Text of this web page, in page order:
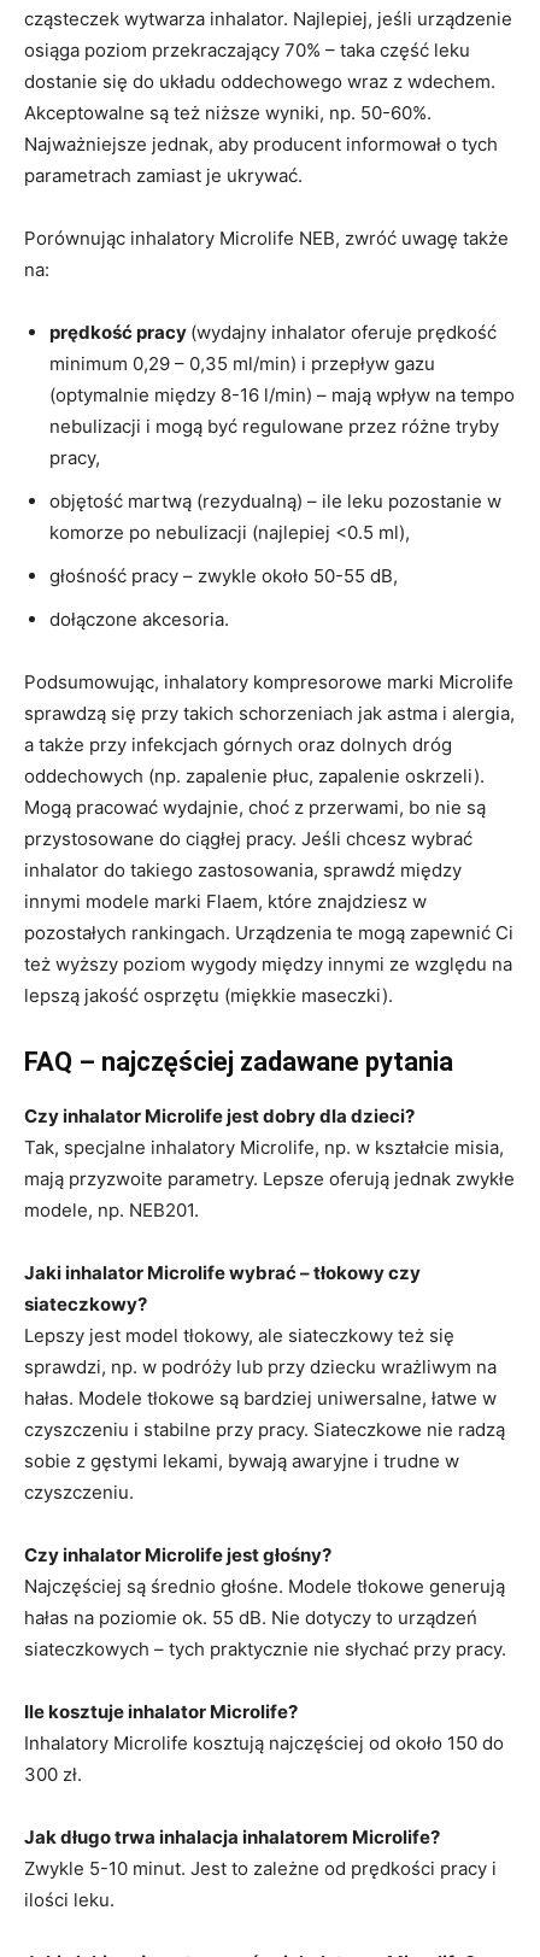
cząsteczek wytwarza inhalator. Najlepiej, jeśli urządzenie
osiąga poziom przekraczający 70% – taka część leku
dostanie się do układu oddechowego wraz z wdechem.
Akceptowalne są też niższe wyniki, np. 50-60%.
Najważniejsze jednak, aby producent informował o tych
parametrach zamiast je ukrywać.
Porównując inhalatory Microlife NEB, zwróć uwagę także
na:
prędkość pracy (wydajny inhalator oferuje prędkość
minimum 0,29 – 0,35 ml/min) i przepływ gazu
(optymalnie między 8-16 l/min) – mają wpływ na tempo
nebulizacji i mogą być regulowane przez różne tryby
pracy,
objętość martwą (rezydualną) – ile leku pozostanie w
komorze po nebulizacji (najlepiej <0.5 ml),
głośność pracy – zwykle około 50-55 dB,
dołączone akcesoria.
Podsumowując, inhalatory kompresorowe marki Microlife
sprawdzą się przy takich schorzeniach jak astma i alergia,
a także przy infekcjach górnych oraz dolnych dróg
oddechowych (np. zapalenie płuc, zapalenie oskrzeli).
Mogą pracować wydajnie, choć z przerwami, bo nie są
przystosowane do ciągłej pracy. Jeśli chcesz wybrać
inhalator do takiego zastosowania, sprawdź między
innymi modele marki Flaem, które znajdziesz w
pozostałych rankingach. Urządzenia te mogą zapewnić Ci
też wyższy poziom wygody między innymi ze względu na
lepszą jakość osprzętu (miękkie maseczki).
FAQ – najczęściej zadawane pytania
Czy inhalator Microlife jest dobry dla dzieci?
Tak, specjalne inhalatory Microlife, np. w kształcie misia,
mają przyzwoite parametry. Lepsze oferują jednak zwykłe
modele, np. NEB201.
Jaki inhalator Microlife wybrać – tłokowy czy
siateczkowy?
Lepszy jest model tłokowy, ale siateczkowy też się
sprawdzi, np. w podróży lub przy dziecku wrażliwym na
hałas. Modele tłokowe są bardziej uniwersalne, łatwe w
czyszczeniu i stabilne przy pracy. Siateczkowe nie radzą
sobie z gęstymi lekami, bywają awaryjne i trudne w
czyszczeniu.
Czy inhalator Microlife jest głośny?
Najczęściej są średnio głośne. Modele tłokowe generują
hałas na poziomie ok. 55 dB. Nie dotyczy to urządzeń
siateczkowych – tych praktycznie nie słychać przy pracy.
Ile kosztuje inhalator Microlife?
Inhalatory Microlife kosztują najczęściej od około 150 do
300 zł.
Jak długo trwa inhalacja inhalatorem Microlife?
Zwykle 5-10 minut. Jest to zależne od prędkości pracy i
ilości leku.